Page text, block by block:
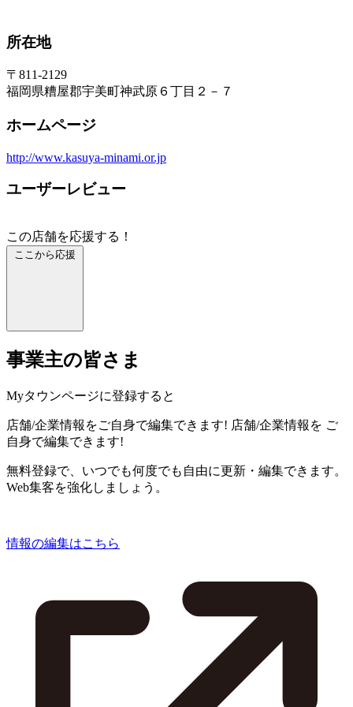
所在地
〒811-2129
福岡県糟屋郡宇美町神武原６丁目２－７
ホームページ
http://www.kasuya-minami.or.jp
ユーザーレビュー
この店舗を応援する！
ここから応援
事業主の皆さま
Myタウンページに登録すると
店舗/企業情報をご自身で編集できます! 店舗/企業情報を ご
自身で編集できます!
無料登録で、いつでも何度でも自由に更新・編集できます。
Web集客を強化しましょう。
情報の編集はこちら